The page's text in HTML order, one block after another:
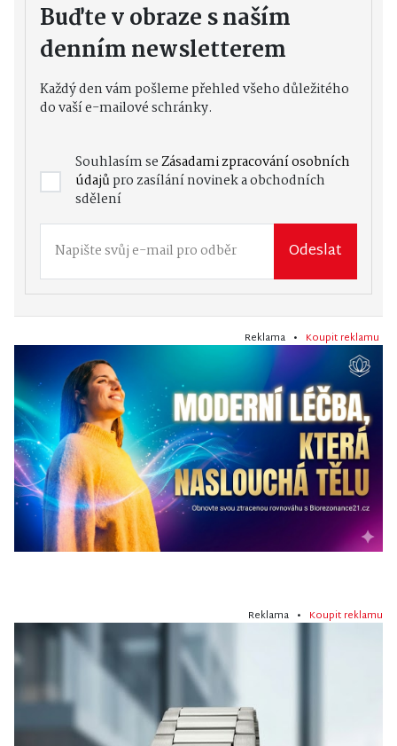
Buďte v obraze s naším
denním newsletterem
Každý den vám pošleme přehled všeho důležitého
do vaší e-mailové schránky.
Souhlasím seZásadami zpracování osobních
údajůpro zasílání novinek a obchodních
sdělení
Odeslat
Reklama • Koupit reklamu
Reklama • Koupit reklamu